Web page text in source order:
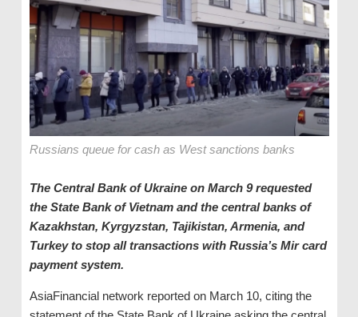
Russians queue for cash as West sanctions banks
The Central Bank of Ukraine on March 9 requested
the State Bank of Vietnam and the central banks of
Kazakhstan, Kyrgyzstan, Tajikistan, Armenia, and
Turkey to stop all transactions with Russia’s Mir card
payment system.
AsiaFinancial network reported on March 10, citing the